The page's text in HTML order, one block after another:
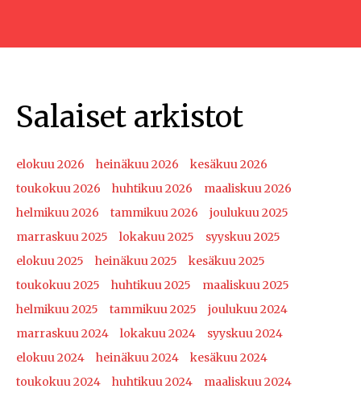
Salaiset arkistot
elokuu 2026 heinäkuu 2026
kesäkuu 2026
toukokuu 2026
huhtikuu 2026
maaliskuu 2026
helmikuu 2026
tammikuu 2026
joulukuu 2025
marraskuu 2025
lokakuu 2025
syyskuu 2025
elokuu 2025
heinäkuu 2025
kesäkuu 2025
toukokuu 2025
huhtikuu 2025
maaliskuu 2025
helmikuu 2025
tammikuu 2025
joulukuu 2024
marraskuu 2024
lokakuu 2024
syyskuu 2024
elokuu 2024
heinäkuu 2024
kesäkuu 2024
toukokuu 2024
huhtikuu 2024
maaliskuu 2024